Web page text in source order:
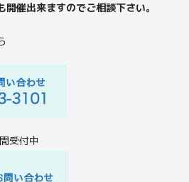
催出来ますのでご相談下さい。
受付中